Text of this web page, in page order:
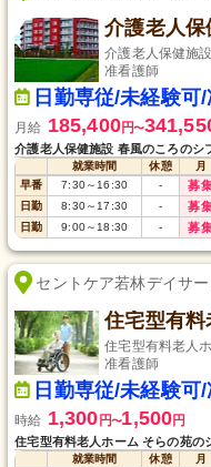
介護老人保
介護老人保健施設
准看護師
日勤専従/未経験可
月給 185,400円〜
介護老人保健施設 春風のころのシ
就業時間 休憩 月
早番
7:30～16:30 - 募
日勤 8:30～17:30 - 募
日勤 9:00～18:30 - 募
セントケア若林デイサ
住宅型有
住宅型有料老人
准看護師
日勤専従/未経験可
時給 1,300 円〜1,500円
住宅型有料老人ホーム そらの苑の
就業時間 休憩 月